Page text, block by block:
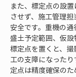
また、標定点の設
させず、施工管理
安全です。重機の通
盛土予定範囲、仮
標定点を置くと、
工の支障になった
定点は精度確保の